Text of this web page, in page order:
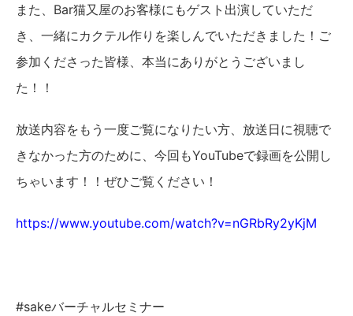
また、Bar猫又屋のお客様にもゲスト出演していただ
き、一緒にカクテル作りを楽しんでいただきました！ご
参加くださった皆様、本当にありがとうございまし
た！！
放送内容をもう一度ご覧になりたい方、放送日に視聴で
きなかった方のために、今回もYouTubeで録画を公開し
ちゃいます！！ぜひご覧ください！
https://www.youtube.com/watch?v=nGRbRy2yKjM
#sakeバーチャルセミナー